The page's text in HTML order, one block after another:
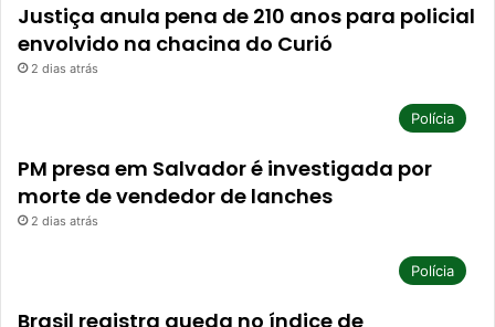
Justiça anula pena de 210 anos para policial
envolvido na chacina do Curió
2 dias atrás
Polícia
PM presa em Salvador é investigada por
morte de vendedor de lanches
2 dias atrás
Polícia
Brasil registra queda no índice de